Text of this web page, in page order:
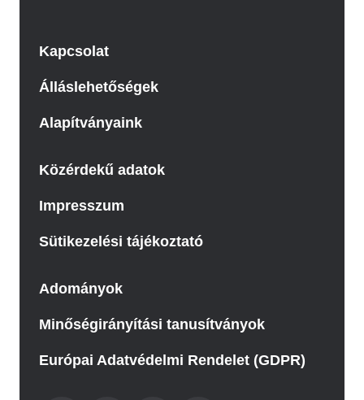
Kapcsolat
Álláslehetőségek
Alapítványaink
Közérdekű adatok
Impresszum
Sütikezelési tájékoztató
Adományok
Minőségirányítási tanusítványok
Európai Adatvédelmi Rendelet (GDPR)